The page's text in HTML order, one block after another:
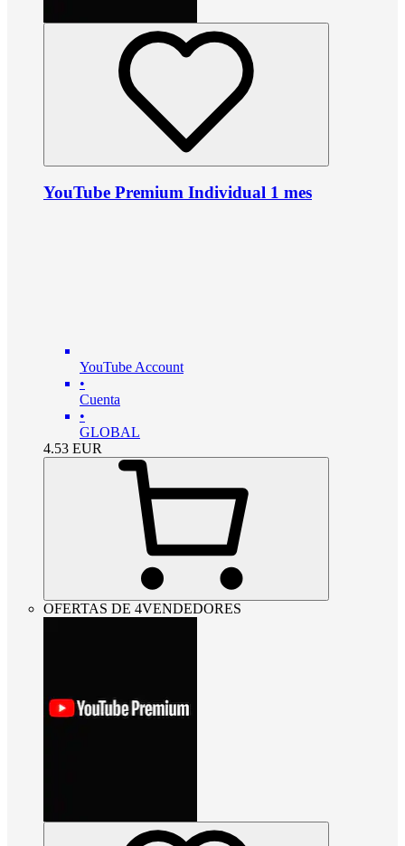
YouTube Premium Individual 1 mes
YouTube Account
•
Cuenta
•
GLOBAL
4.53 EUR
OFERTAS DE 4VENDEDORES